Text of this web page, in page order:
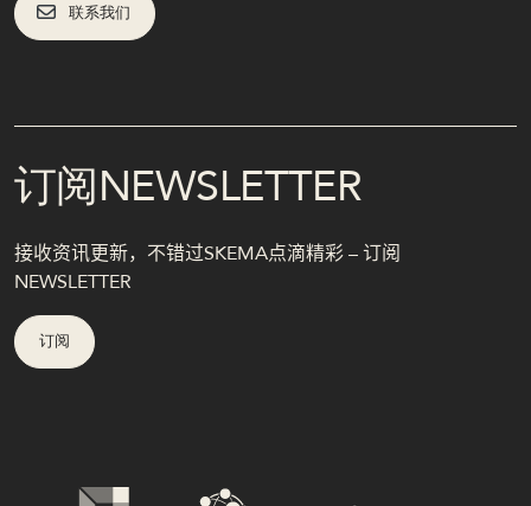
联系我们
订阅NEWSLETTER
接收资讯更新，不错过SKEMA点滴精彩 – 订阅
NEWSLETTER
订阅